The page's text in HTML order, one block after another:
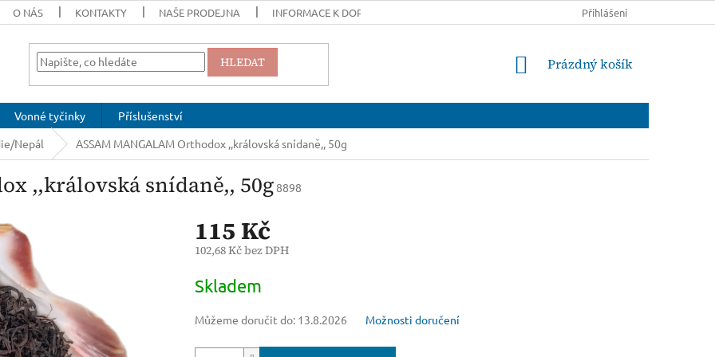
O NÁS KONTAKTY NAŠE PRODEJNA INFORMACE K DOPRAVĚ A PLATBĚ PODMÍNKY
Přihlášení
HLEDAT
NÁKUPNÍ
Prázdný košík
Vonné tyčinky
Příslušenství
Nepál ASSAM MANGALAM Orthodox ,,královská snídaně,, 50g
,,královská snídaně,, 50g8898
115 Kč
102,68 Kč bez DPH
cena:
Skladem
Můžeme doručit do: 13.8.2026 Možnosti doručení